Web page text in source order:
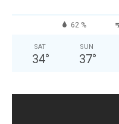
62 %
SAT
34°
SUN
37°